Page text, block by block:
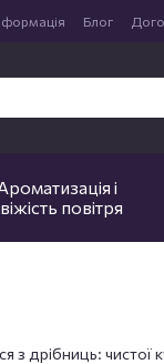
Блог
і
повітря
з дрібниць: